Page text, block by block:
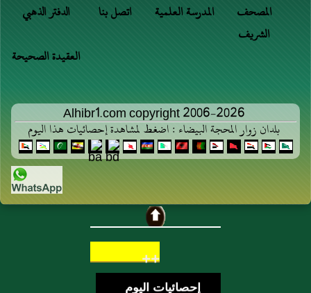
الدفتر الذهبي اتصل بنا المدرسة العلمية
المصحف
الشريف
العقيدة الصحيحة
Alhibr1.com copyright 2006-2026
بلدان زوار المحجة البيضاء : اضغط لمشاهدة إحصائيات هذا اليوم
++